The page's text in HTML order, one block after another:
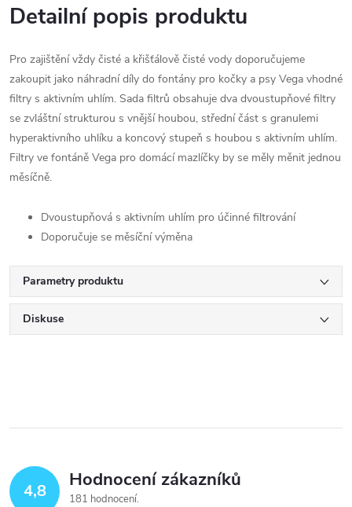
Detailní popis produktu
Pro zajištění vždy čisté a křišťálově čisté vody doporučujeme
zakoupit jako náhradní díly do fontány pro kočky a psy Vega vhodné
filtry s aktivním uhlím. Sada filtrů obsahuje dva dvoustupňové filtry
se zvláštní strukturou s vnější houbou, střední část s granulemi
hyperaktivního uhlíku a koncový stupeň s houbou s aktivním uhlím.
Filtry ve fontáně Vega pro domácí mazlíčky by se měly měnit jednou
měsíčně.
Dvoustupňová s aktivním uhlím pro účinné filtrování
Doporučuje se měsíční výměna
Parametry produktu
Diskuse
4,8 Hodnocení zákazníků
181 hodnocení